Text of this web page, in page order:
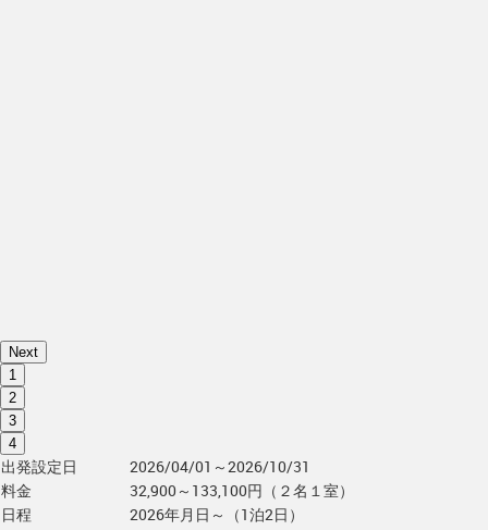
Next
1
2
3
4
出発設定日
2026/04/01～2026/10/31
料金
32,900～133,100円（２名１室）
日程
2026年月日～（1泊2日）